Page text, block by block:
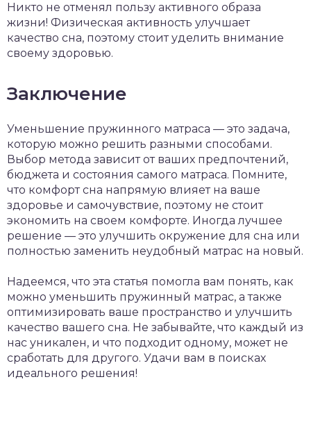
Никто не отменял пользу активного образа
жизни! Физическая активность улучшает
качество сна, поэтому стоит уделить внимание
своему здоровью.
Заключение
Уменьшение пружинного матраса — это задача,
которую можно решить разными способами.
Выбор метода зависит от ваших предпочтений,
бюджета и состояния самого матраса. Помните,
что комфорт сна напрямую влияет на ваше
здоровье и самочувствие, поэтому не стоит
экономить на своем комфорте. Иногда лучшее
решение — это улучшить окружение для сна или
полностью заменить неудобный матрас на новый.
Надеемся, что эта статья помогла вам понять, как
можно уменьшить пружинный матрас, а также
оптимизировать ваше пространство и улучшить
качество вашего сна. Не забывайте, что каждый из
нас уникален, и что подходит одному, может не
сработать для другого. Удачи вам в поисках
идеального решения!